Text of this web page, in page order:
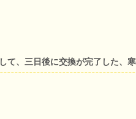
て、三日後に交換が完了した、